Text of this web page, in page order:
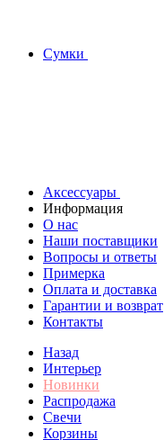
Сумки
Аксессуары
Информация
О нас
Наши поставщики
Вопросы и ответы
Примерка
Оплата и доставка
Гарантии и возврат
Контакты
Назад
Интерьер
Новинки
Распродажа
Свечи
Корзины